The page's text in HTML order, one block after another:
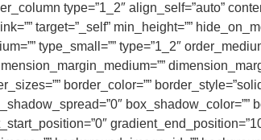
type=”1_2″ align_self=”auto”
target=”_self” min_height=””
type_small=”” type=”1_2″
border_color=””
box_shadow_color=””